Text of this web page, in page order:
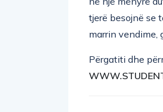
në një mënyrë
tjerë besojnë se
marrin vendime,
Përgatiti dhe